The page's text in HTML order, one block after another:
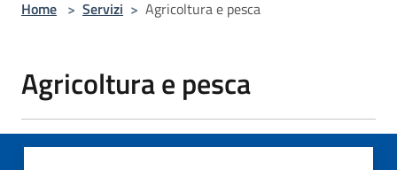
Home > Servizi > Agricoltura e pesca
Agricoltura e pesca